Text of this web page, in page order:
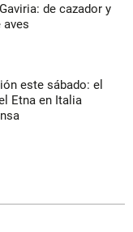
de cazador y
este sábado: el
Etna en Italia